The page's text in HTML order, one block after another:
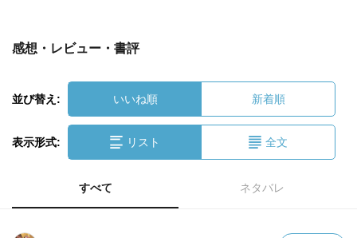
感想・レビュー・書評
並び替え: いいね順 新着順
表示形式: リスト 全文
すべて ネタバレ